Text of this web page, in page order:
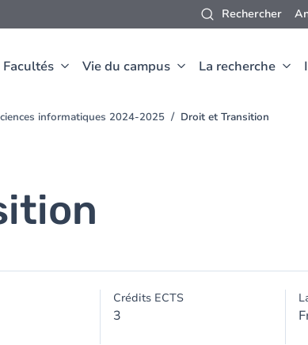
Rechercher
Facultés Vie du campus La recherche
informatiques 2024-2025 Droit et Transition
Crédits ECTS
3